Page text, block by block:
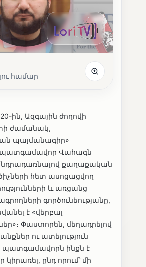
համար
ին, Ազգային ժողովի
ժամանակ,
պայմանագիր»
պատգամավոր Վահագն
քաղաքական
հետ ասոցացվող
և առցանց
գործունեությանը,
է «վերբալ
Փաստորեն, մեղադրելով
ու ատելություն
պատգամավորն ինքն է
ընդ որում՝ մի